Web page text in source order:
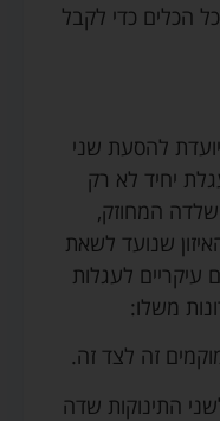
הכלים כדי לקבל
להסעת שני
יחיד לא רק
המחוזק,
שנועד לשאת
עיקריים לעגלות
משלו:
זה לצד זה.
התינוקות שדה